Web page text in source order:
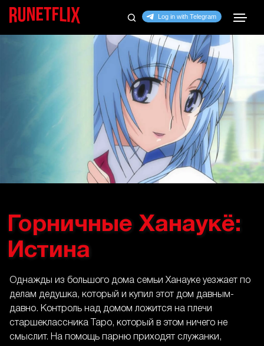
Горничные Ханаукё:
Истина
Однажды из большого дома семьи Ханауке уезжает по
делам дедушка, который и купил этот дом давным-
давно. Контроль над домом ложится на плечи
старшеклассника Таро, который в этом ничего не
смыслит. На помощь парню приходят служанки,